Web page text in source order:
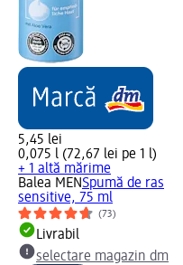
5,45 lei
0,075 l (72,67 lei pe 1 l)
+ 1 altă mărime
Balea MENSpumă de ras
sensitive, 75 ml
(73)
Livrabil
selectare magazin dm